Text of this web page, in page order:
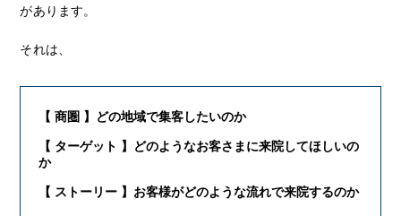
があります。
それは、
【 商圏 】どの地域で集客したいのか
【 ターゲット 】どのようなお客さまに来院してほしいの
か
【 ストーリー 】お客様がどのような流れで来院するのか